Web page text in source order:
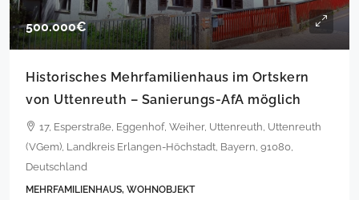
500.000€
Historisches Mehrfamilienhaus im Ortskern
von Uttenreuth – Sanierungs-AfA möglich
17, Esperstraße, Eggenhof, Weiher, Uttenreuth, Uttenreuth
(VGem), Landkreis Erlangen-Höchstadt, Bayern, 91080,
Deutschland
MEHRFAMILIENHAUS, WOHNOBJEKT